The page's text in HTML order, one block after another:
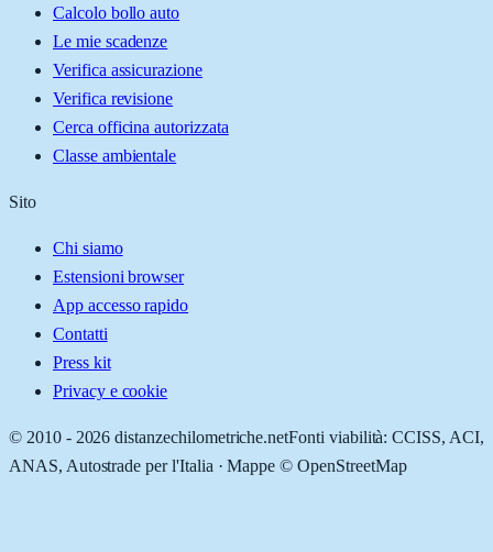
Calcolo bollo auto
Le mie scadenze
Verifica assicurazione
Verifica revisione
Cerca officina autorizzata
Classe ambientale
Sito
Chi siamo
Estensioni browser
App accesso rapido
Contatti
Press kit
Privacy e cookie
© 2010 - 2026 distanzechilometriche.netFonti viabilità: CCISS, ACI,
ANAS, Autostrade per l'Italia · Mappe © OpenStreetMap